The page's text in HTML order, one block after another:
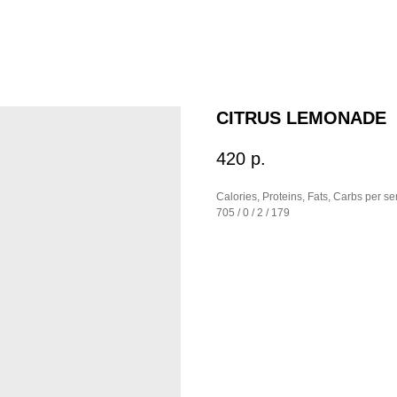
CITRUS LEMONADE
420 р.
Calories, Proteins, Fats, Carbs per
705 / 0 / 2 / 179